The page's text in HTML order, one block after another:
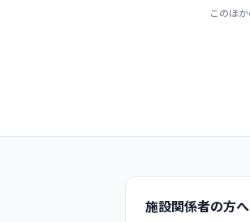
このほ
施設関係者の方へ